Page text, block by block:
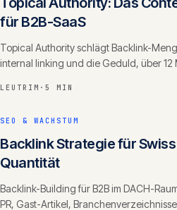
für B2B-SaaS
Topical Authority schlägt Backlink-
internal linking und die Geduld, über 12
LEUTRIM · 5 MIN
SEO & WACHSTUM
Backlink Strategie für
Quantität
Backlink-Building für B2B im DACH-
PR, Gast-Artikel,